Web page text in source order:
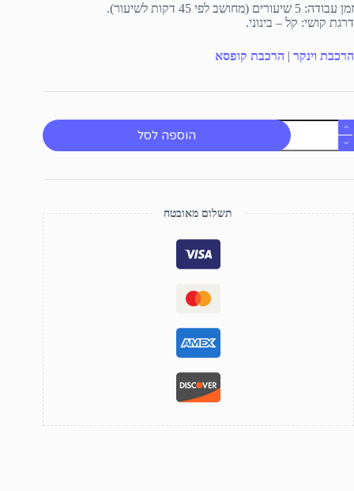
זמן עבודה: 5 שיעורים (מחושב לפי 45 דקות לשיעור).
דרגת קושי: קל – בינוני.
הרכבת וינקר | הרכבת קופסא
כמות
של
וינקר
הוספה לסל
תשלום מאובטח